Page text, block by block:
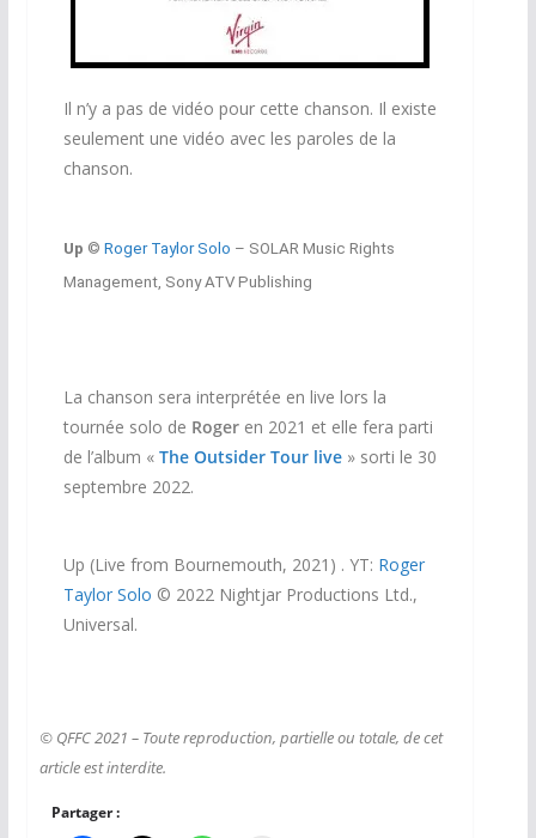
Il n’y a pas de vidéo pour cette chanson. Il existe
seulement une vidéo avec les paroles de la
chanson.
Up © Roger Taylor Solo – SOLAR Music Rights
Management, Sony ATV Publishing
La chanson sera interprétée en live lors la
tournée solo de Rogeren 2021 et elle fera parti
de l’album « The Outsider Tour live» sorti le 30
septembre 2022.
Up (Live from Bournemouth, 2021) . YT: Roger
Taylor Solo © 2022 Nightjar Productions Ltd.,
Universal.
© QFFC 2021 – Toute reproduction, partielle ou totale, de cet
article est interdite.
Partager :